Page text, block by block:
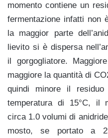
momento contiene un
fermentazione infatti non
la maggior parte
lievito si è dispersa
il gorgogliatore.
maggiore la quantità di
quindi minore il
temperatura di 15°C, il
circa 1.0 volumi di
mosto, se portato a